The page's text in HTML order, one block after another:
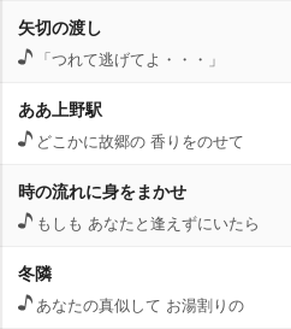
矢切の渡し
「つれて逃げてよ・・・」
ああ上野駅
どこかに故郷の 香りをのせて
時の流れに身をまかせ
もしも あなたと逢えずにいたら
冬隣
あなたの真似して お湯割りの